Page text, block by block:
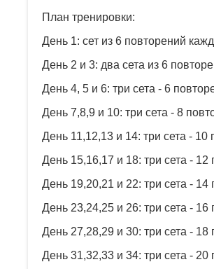
План тренировки:
День 1: сет из 6 повторений
День 2 и 3: два сета из 6
День 4, 5 и 6: три сета - 6
День 7,8,9 и 10: три сета - 8
День 11,12,13 и 14: три сета - 10
День 15,16,17 и 18: три сета - 12
День 19,20,21 и 22: три сета - 14
День 23,24,25 и 26: три сета - 16
День 27,28,29 и 30: три сета - 18
День 31,32,33 и 34: три сета - 20